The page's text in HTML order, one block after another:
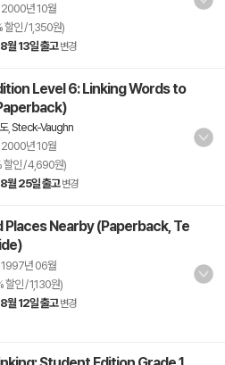
2000년 10월
할인 / 1,350원)
8월 13일 출고 변경
Level 6: Linking Words to
, Steck-Vaughn
2000년 10월
할인 / 4,690원)
8월 25일 출고 변경
Places Nearby (Paperback, Te
1997년 06월
할인 / 1,130원)
8월 12일 출고 변경